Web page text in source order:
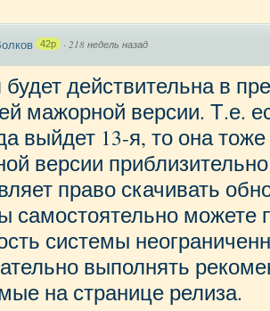
42p · 218 недель назад
действительна в
мажорной версии. Т.е.
выйдет 13-я, то она
версии
право скачивать
самостоятельно можете
системы
выполнять
на странице релиза.